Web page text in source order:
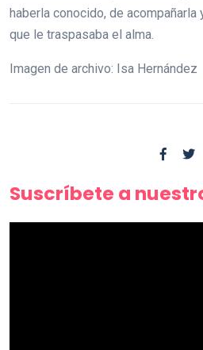
haberla conocido, de acompañarla
que le traspasaba el alma.
Imagen de archivo: Isa Hernández
Suscríbete a